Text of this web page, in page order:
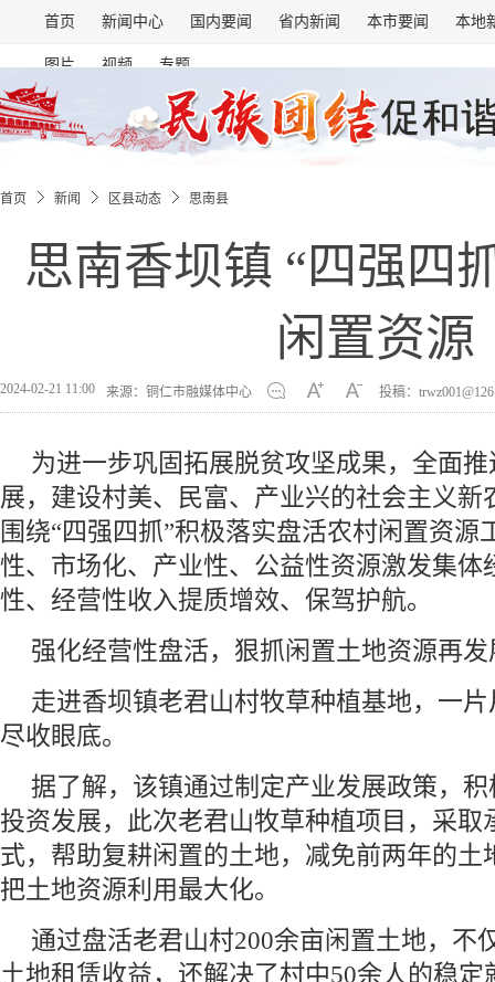
首页 新闻中心 国内要闻 省内新闻 本市要闻 本地
图片 视频 专题
首页 新闻 区县动态 思南县
思南香坝镇 “四强四
闲置资源
2024-02-21 11:00 来源：铜仁市融媒体中心 投稿：
为进一步巩固拓展脱贫攻坚成果，全面
展，建设村美、民富、产业兴的社会主义新
围绕“四强四抓”积极落实盘活农村闲置资源
性、市场化、产业性、公益性资源激发集体
性、经营性收入提质增效、保驾护航。
强化经营性盘活，狠抓闲置土地资源再发
走进香坝镇老君山村牧草种植基地，一
尽收眼底。
据了解，该镇通过制定产业发展政策，
投资发展，此次老君山牧草种植项目，采取
式，帮助复耕闲置的土地，减免前两年的土
把土地资源利用最大化。
通过盘活老君山村200余亩闲置土地，不
土地租赁收益，还解决了村中50余人的稳